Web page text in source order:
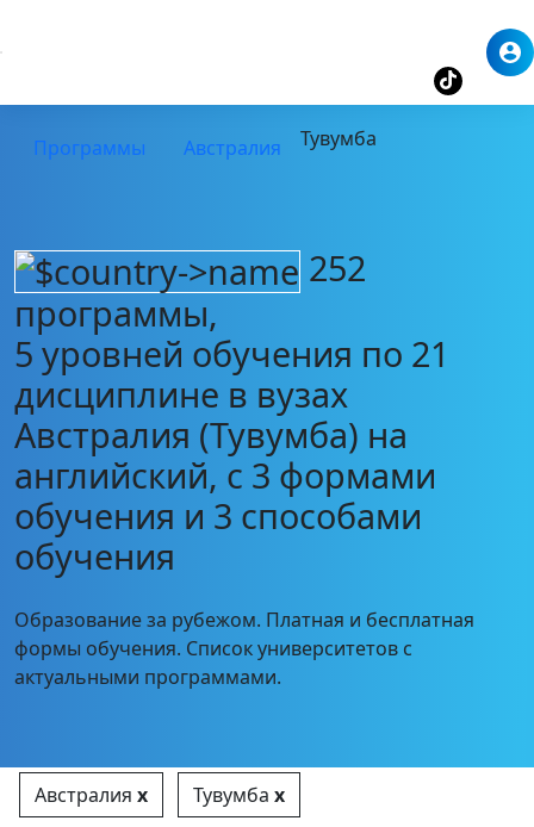
Программы Австралия Тувумба
252
программы,
5 уровней обучения по 21
дисциплине в вузах
Австралия (Тувумба) на
английский, с 3 формами
обучения и 3 способами
обучения
Образование за рубежом. Платная и бесплатная
формы обучения. Список университетов с
актуальными программами.
Австралия x Тувумба x